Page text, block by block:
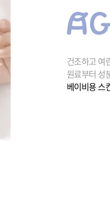
건조하고 여
원료부터 성
베이비용 스